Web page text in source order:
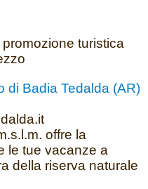
turistica
di Badia Tedalda (AR)
offre la
le tue vacanze a
della riserva naturale